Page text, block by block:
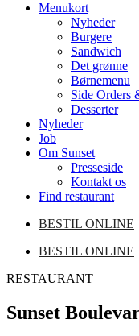
Menukort
Nyheder
Burgere
Sandwich
Det grønne
Børnemenu
Side Orders
Desserter
Nyheder
Job
Om Sunset
Presseside
Kontakt os
Find restaurant
BESTIL ONLINE
BESTIL ONLINE
RESTAURANT
Sunset